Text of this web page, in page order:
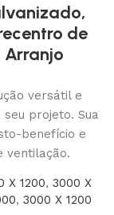
de
Arranjo
versátil e
projeto. Sua
benefício e
ventilação.
X 1200,3000 X
,3000 X 1200